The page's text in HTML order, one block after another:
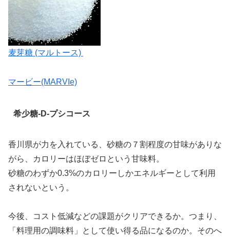
麦芽糖 (マルトース)
マービー(MARVIe)
希少糖-D-プシコース
香川県が力を入れている、砂糖の７割程度の甘味がありな
がら、カロリーはほぼゼロという甘味料。
砂糖のわずか0.3%のカロリーしかエネルギーとして利用
されないという。
今後、コスト低減などの課題がクリアできるか。つまり、
「料理用の調味料」として使い得る品になるのか。そのへ